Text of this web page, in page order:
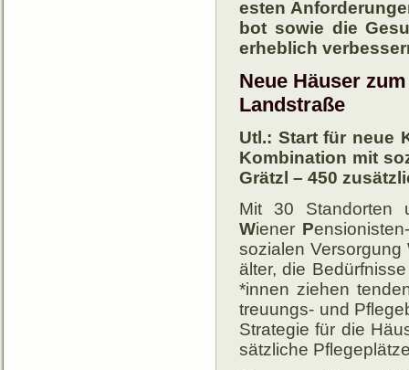
es­ten
bot so­wie die
er­heb­lich
Neue Häuser
Landstraße
Utl.: Start für neue
Kombi­na­tion mit
Grätzl – 450
Mit 30
Wiener P
so­zia­len
älter, die
*innen zie­hen
treu­ungs- und
Stra­te­gie für die
sätz­liche